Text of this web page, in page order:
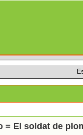
= El soldat de